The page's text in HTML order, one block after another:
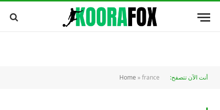
أنت الآن تتصفح: Home »france